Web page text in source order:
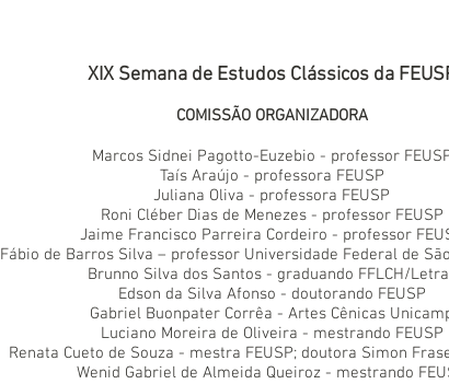
XIX Semana de Estudos Clássicos da
COMISSÃO ORGANIZADORA
Marcos Sidnei Pagotto-Euzebio - professor
Taís Araújo - professora FEUSP
Juliana Oliva - professora FEUSP
Roni Cléber Dias de Menezes - professor FEUSP
Jaime Francisco Parreira Cordeiro - professor
Fábio de Barros Silva – professor Universidade Federal de
Brunno Silva dos Santos - graduando FFLCH/
Edson da Silva Afonso - doutorando FEUSP
Gabriel Buonpater Corrêa - Artes Cênicas
Luciano Moreira de Oliveira - mestrando FEUSP
Renata Cueto de Souza - mestra FEUSP; doutora Simon
Wenid Gabriel de Almeida Queiroz - mestrando